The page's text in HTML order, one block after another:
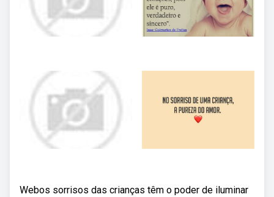
Webos sorrisos das crianças têm o poder de iluminar